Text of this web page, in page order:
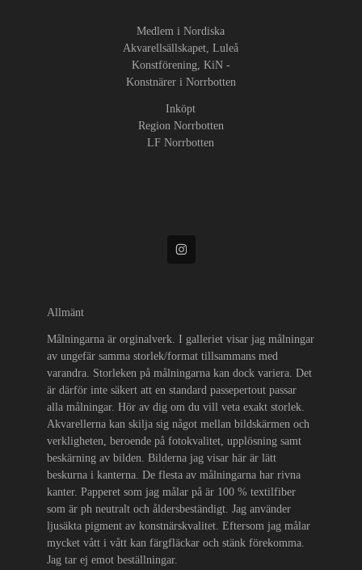
Medlem i Nordiska
Akvarellsällskapet, Luleå
Konstförening, KiN -
Konstnärer i Norrbotten
Inköpt
Region Norrbotten
LF Norrbotten
Allmänt
Målningarna är orginalverk. I galleriet visar jag målningar
av ungefär samma storlek/format tillsammans med
varandra. Storleken på målningarna kan dock variera. Det
är därför inte säkert att en standard passepertout passar
alla målningar. Hör av dig om du vill veta exakt storlek.
Akvarellerna kan skilja sig något mellan bildskärmen och
verkligheten, beroende på fotokvalitet, upplösning samt
beskärning av bilden. Bilderna jag visar här är lätt
beskurna i kanterna. De flesta av målningarna har rivna
kanter. Papperet som jag målar på är 100 % textilfiber
som är ph neutralt och åldersbeständigt. Jag använder
ljusäkta pigment av konstnärskvalitet. Eftersom jag målar
mycket vått i vått kan färgfläckar och stänk förekomma.
Jag tar ej emot beställningar.